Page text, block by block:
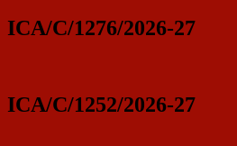
ICA/C/1276/2026-27
ICA/C/1252/2026-27